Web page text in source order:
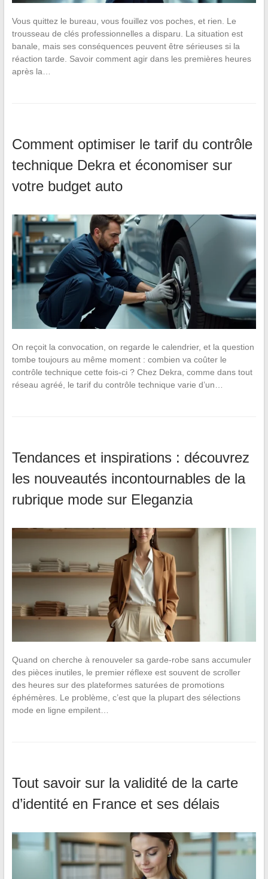
Vous quittez le bureau, vous fouillez vos poches, et rien. Le
trousseau de clés professionnelles a disparu. La situation est
banale, mais ses conséquences peuvent être sérieuses si la
réaction tarde. Savoir comment agir dans les premières heures
après la…
Comment optimiser le tarif du contrôle
technique Dekra et économiser sur
votre budget auto
On reçoit la convocation, on regarde le calendrier, et la question
tombe toujours au même moment : combien va coûter le
contrôle technique cette fois-ci ? Chez Dekra, comme dans tout
réseau agréé, le tarif du contrôle technique varie d’un…
Tendances et inspirations : découvrez
les nouveautés incontournables de la
rubrique mode sur Eleganzia
Quand on cherche à renouveler sa garde-robe sans accumuler
des pièces inutiles, le premier réflexe est souvent de scroller
des heures sur des plateformes saturées de promotions
éphémères. Le problème, c’est que la plupart des sélections
mode en ligne empilent…
Tout savoir sur la validité de la carte
d’identité en France et ses délais